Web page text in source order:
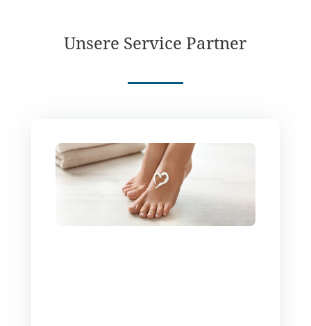
Unsere Service Partner